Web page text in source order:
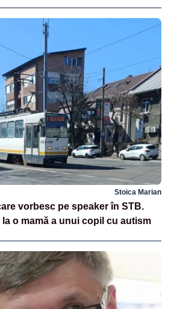
Stoica Marian
vorbesc pe speaker în STB.
la o mamă a unui copil cu autism